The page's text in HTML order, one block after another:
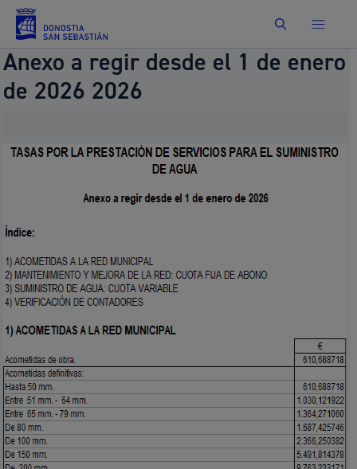
Buscar
Anexo a regir desde el 1 de enero
de 2026 2026